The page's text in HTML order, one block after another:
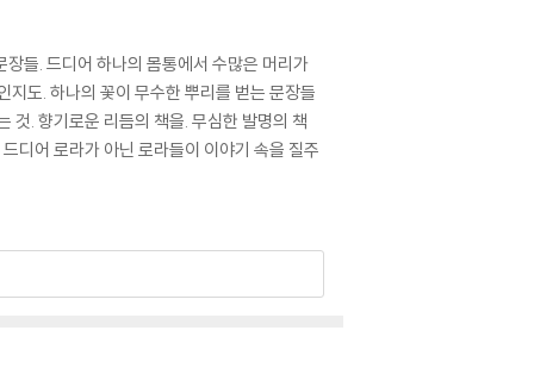
들. 드디어 하나의 몸통에서 수많은 머리가
도. 하나의 꽃이 무수한 뿌리를 벋는 문장들
것. 향기로운 리듬의 책을. 무심한 발명의 책
디어 로라가 아닌 로라들이 이야기 속을 질주